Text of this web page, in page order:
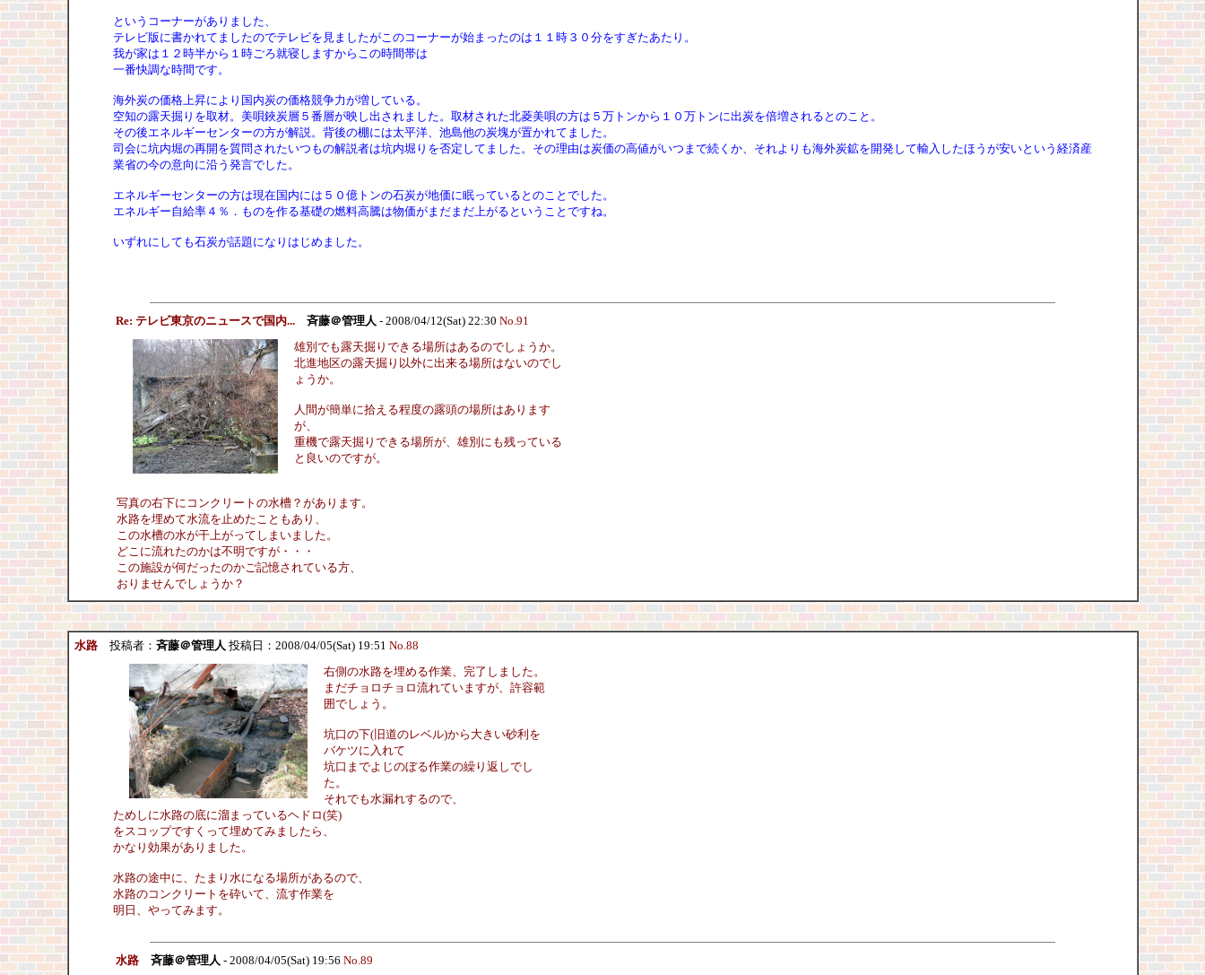
というコーナーがありました、
テレビ版に書かれてましたのでテレビを見ましたがこのコーナーが始まったのは１１時３０分をすぎたあたり。
我が家は１２時半から１時ごろ就寝しますからこの時間帯は
一番快調な時間です。
海外炭の価格上昇により国内炭の価格競争力が増している。
空知の露天掘りを取材。美唄鋏炭層５番層が映し出されました。取材された北菱美唄の方は５万トンから１０万トンに出炭を倍増されるとのこと。
その後エネルギーセンターの方が解説。背後の棚には太平洋、池島他の炭塊が置かれてました。
司会に坑内堀の再開を質問されたいつもの解説者は坑内堀りを否定してました。その理由は炭価の高値がいつまで続くか、それよりも海外炭鉱を開発して輸入したほうが安いという経済産
業省の今の意向に沿う発言でした。
エネルギーセンターの方は現在国内には５０億トンの石炭が地価に眠っているとのことでした。
エネルギー自給率４％．ものを作る基礎の燃料高騰は物価がまだまだ上がるということですね。
いずれにしても石炭が話題になりはじめました。
Re: テレビ東京のニュースで国内... 斉藤＠管理人 - 2008/04/12(Sat) 22:30 No.91
雄別でも露天掘りできる場所はあるのでしょうか。
北進地区の露天掘り以外に出来る場所はないのでし
ょうか。
人間が簡単に拾える程度の露頭の場所はあります
が、
重機で露天掘りできる場所が、雄別にも残っている
と良いのですが。
写真の右下にコンクリートの水槽？があります。
水路を埋めて水流を止めたこともあり、
この水槽の水が干上がってしまいました。
どこに流れたのかは不明ですが・・・
この施設が何だったのかご記憶されている方、
おりませんでしょうか？
水路投稿者：斉藤＠管理人 投稿日：2008/04/05(Sat) 19:51 No.88
右側の水路を埋める作業、完了しました。
まだチョロチョロ流れていますが、許容範
囲でしょう。
坑口の下(旧道のレベル)から大きい砂利を
バケツに入れて
坑口までよじのぼる作業の繰り返しでし
た。
それでも水漏れするので、
ためしに水路の底に溜まっているヘドロ(笑)
をスコップですくって埋めてみましたら、
かなり効果がありました。
水路の途中に、たまり水になる場所があるので、
水路のコンクリートを砕いて、流す作業を
明日、やってみます。
水路 斉藤＠管理人 - 2008/04/05(Sat) 19:56 No.89